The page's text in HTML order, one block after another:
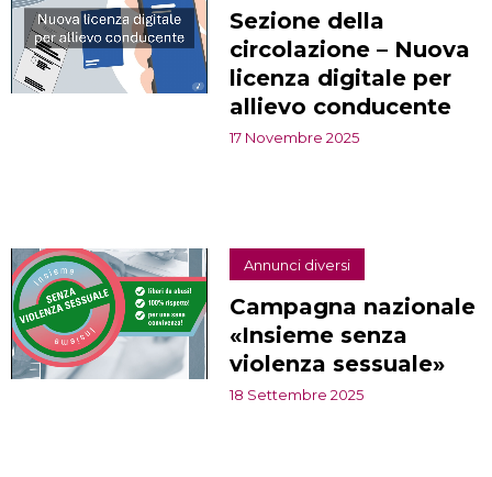
Sezione della
circolazione – Nuova
licenza digitale per
allievo conducente
17 Novembre 2025
Annunci diversi
Campagna nazionale
«Insieme senza
violenza sessuale»
18 Settembre 2025